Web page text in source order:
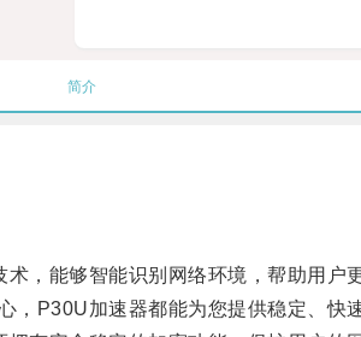
简介
能够智能识别网络环境，帮助用户更
P30U加速器都能为您提供稳定、快